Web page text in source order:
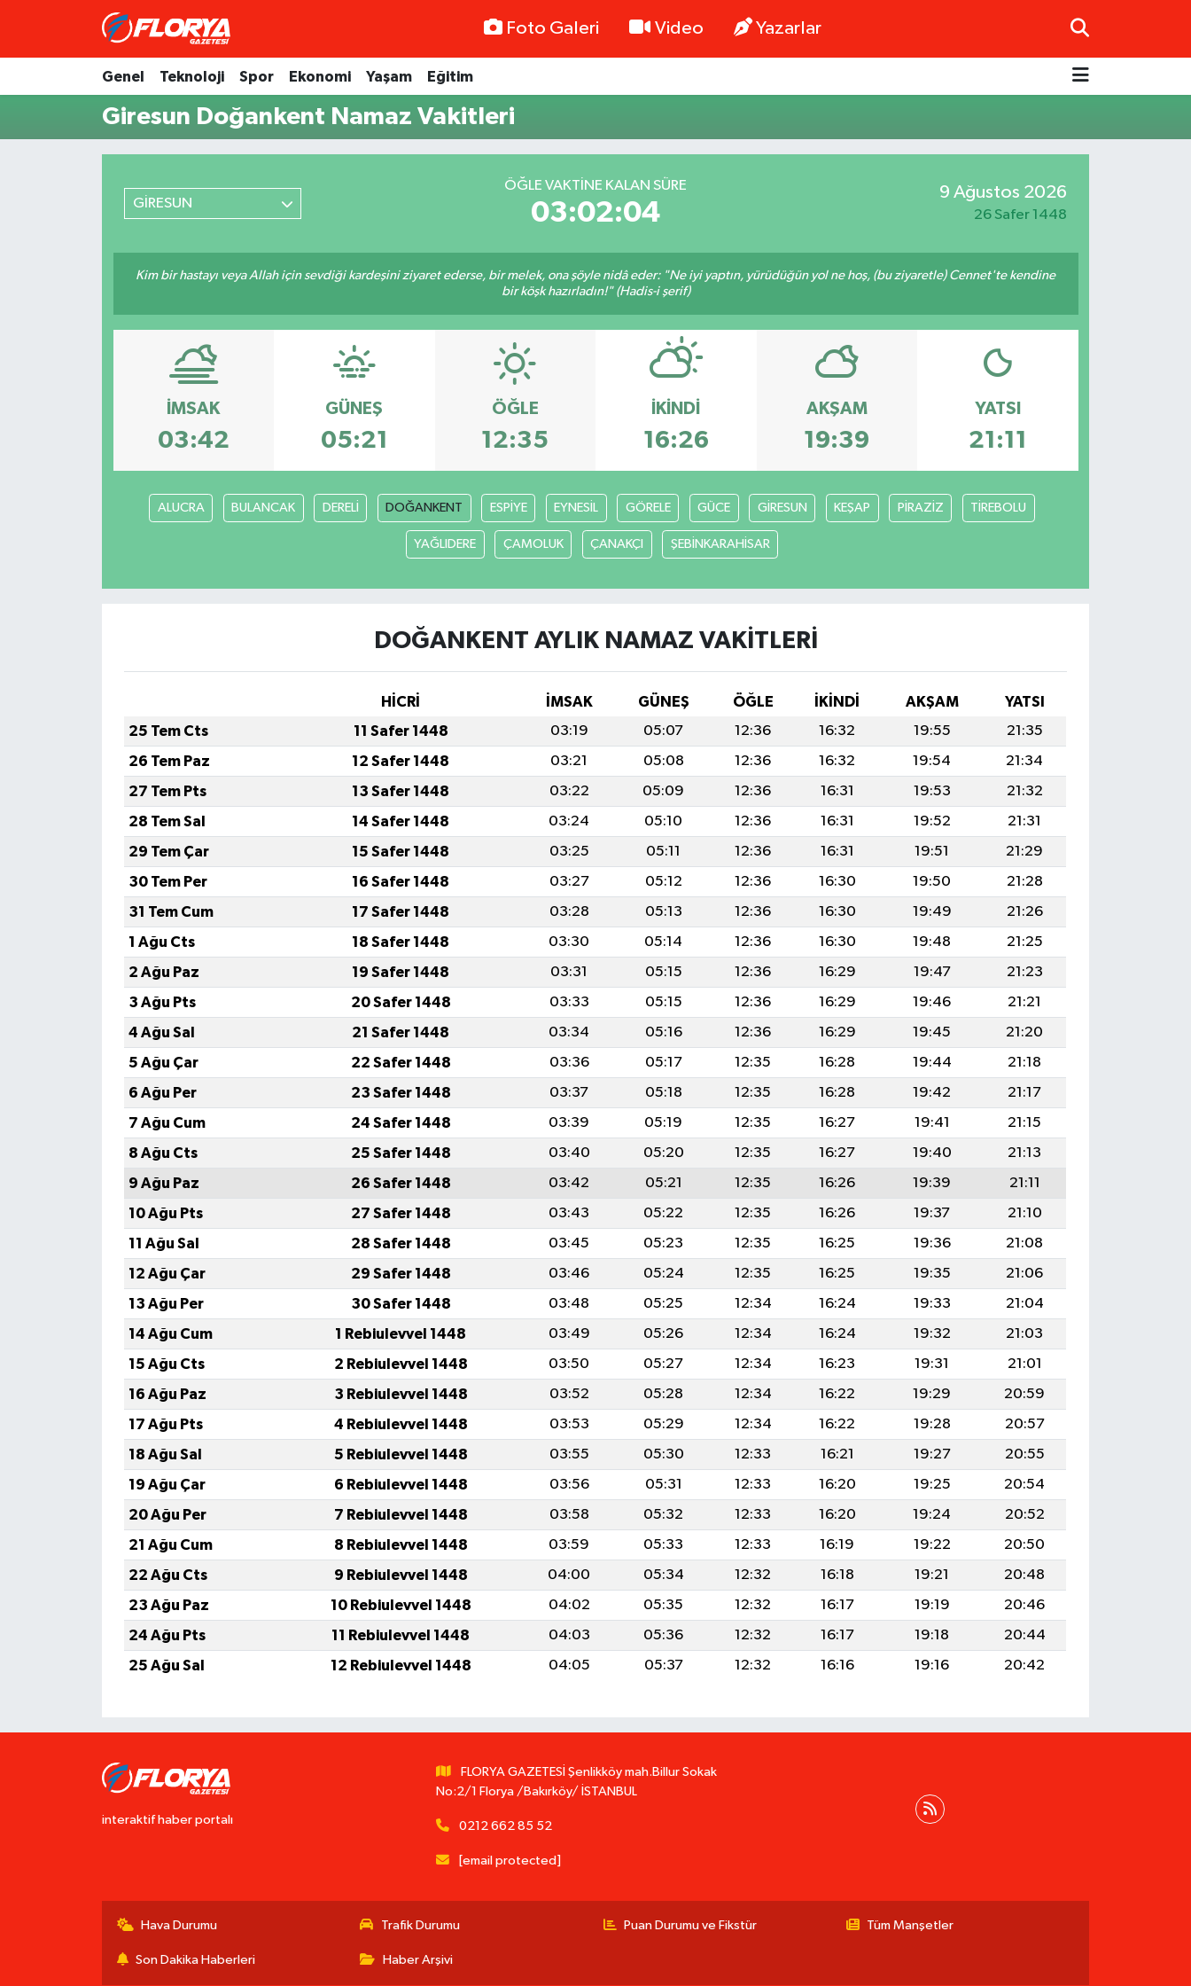
Foto Galeri Video Yazarlar
Genel Teknoloji Spor Ekonomi Yaşam Eğitim
Giresun Doğankent Namaz Vakitleri
GİRESUN
ÖĞLE VAKTINE KALAN SÜRE
03:02:04
9 Ağustos 2026
26 Safer 1448
Kim bir hastayı veya Allah için sevdiği kardeşini ziyaret ederse, bir melek, ona şöyle nidâ eder: "Ne iyi yaptın, yürüdüğün yol ne hoş, (bu ziyaretle) Cennet'te kendine
bir köşk hazırladın!" (Hadis-i şerif)
İMSAK
03:42
GÜNEŞ
05:21
ÖĞLE
12:35
İKINDI
16:26
AKŞAM
19:39
YATSI
21:11
ALUCRA BULANCAK DERELİ DOĞANKENT ESPİYE EYNESİL GÖRELE GÜCE GİRESUN KEŞAP PİRAZİZ TİREBOLU
YAĞLIDERE ÇAMOLUK ÇANAKÇI ŞEBİNKARAHİSAR
DOĞANKENT AYLIK NAMAZ VAKITLERI
HİCRİ İMSAK GÜNEŞ ÖĞLE İKINDI AKŞAM
YATSI
25 Tem Cts
11 Safer 1448 03:19 05:07 12:36 16:32 19:55
21:35
26 Tem Paz
12 Safer 1448 03:21 05:08 12:36 16:32 19:54
21:34
27 Tem Pts
13 Safer 1448 03:22 05:09 12:36 16:31 19:53
21:32
28 Tem Sal
14 Safer 1448 03:24 05:10 12:36 16:31 19:52
21:31
29 Tem Çar
15 Safer 1448 03:25 05:11 12:36 16:31 19:51
21:29
30 Tem Per
16 Safer 1448 03:27 05:12 12:36 16:30 19:50
21:28
31 Tem Cum
17 Safer 1448 03:28 05:13 12:36 16:30 19:49
21:26
1 Ağu Cts
18 Safer 1448 03:30 05:14 12:36 16:30 19:48
21:25
2 Ağu Paz
19 Safer 1448 03:31 05:15 12:36 16:29 19:47
21:23
3 Ağu Pts
20 Safer 1448 03:33 05:15 12:36 16:29 19:46
21:21
4 Ağu Sal
21 Safer 1448 03:34 05:16 12:36 16:29 19:45
21:20
5 Ağu Çar
22 Safer 1448 03:36 05:17 12:35 16:28 19:44
21:18
6 Ağu Per
23 Safer 1448 03:37 05:18 12:35 16:28 19:42
21:17
7 Ağu Cum
24 Safer 1448 03:39 05:19 12:35 16:27 19:41
21:15
8 Ağu Cts
25 Safer 1448 03:40 05:20 12:35 16:27 19:40
21:13
9 Ağu Paz
26 Safer 1448 03:42 05:21 12:35 16:26 19:39
21:11
10 Ağu Pts
27 Safer 1448 03:43 05:22 12:35 16:26 19:37
21:10
11 Ağu Sal
28 Safer 1448 03:45 05:23 12:35 16:25 19:36
21:08
12 Ağu Çar
29 Safer 1448 03:46 05:24 12:35 16:25 19:35
21:06
13 Ağu Per
30 Safer 1448 03:48 05:25 12:34 16:24 19:33
21:04
14 Ağu Cum
1 Rebiulevvel 1448 03:49 05:26 12:34 16:24 19:32
21:03
15 Ağu Cts
2 Rebiulevvel 1448 03:50 05:27 12:34 16:23 19:31
21:01
16 Ağu Paz
3 Rebiulevvel 1448 03:52 05:28 12:34 16:22 19:29
20:59
17 Ağu Pts
4 Rebiulevvel 1448 03:53 05:29 12:34 16:22 19:28
20:57
18 Ağu Sal
5 Rebiulevvel 1448 03:55 05:30 12:33 16:21 19:27
20:55
19 Ağu Çar
6 Rebiulevvel 1448 03:56 05:31 12:33 16:20 19:25
20:54
20 Ağu Per
7 Rebiulevvel 1448 03:58 05:32 12:33 16:20 19:24
20:52
21 Ağu Cum
8 Rebiulevvel 1448 03:59 05:33 12:33 16:19 19:22
20:50
22 Ağu Cts
9 Rebiulevvel 1448 04:00 05:34 12:32 16:18 19:21
20:48
23 Ağu Paz
10 Rebiulevvel 1448 04:02 05:35 12:32 16:17 19:19
20:46
24 Ağu Pts
11 Rebiulevvel 1448 04:03 05:36 12:32 16:17 19:18
20:44
25 Ağu Sal
12 Rebiulevvel 1448 04:05 05:37 12:32 16:16 19:16 20:42
interaktif haber portalı
FLORYA GAZETESİ Şenlikköy mah.Billur Sokak
No:2/1 Florya /Bakırköy/ İSTANBUL
0212 662 85 52
[email protected]
Hava Durumu Trafik Durumu Puan Durumu ve Fikstür Tüm Manşetler
Son Dakika Haberleri Haber Arşivi
Trafik Durumu
Süper Lig Puan Durumu ve Fikstür
Tüm Manşetler